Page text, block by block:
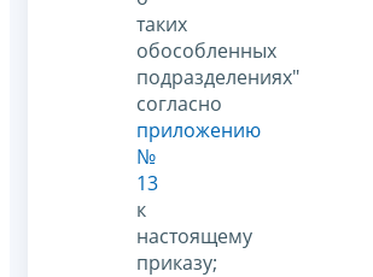
таких
обособленных
подразделениях"
согласно
приложению
№
13
к
настоящему
приказу;